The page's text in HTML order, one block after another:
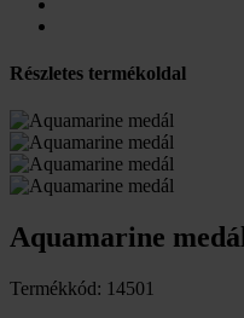
Részletes termékoldal
Aquamarine medál
Termékkód: 14501